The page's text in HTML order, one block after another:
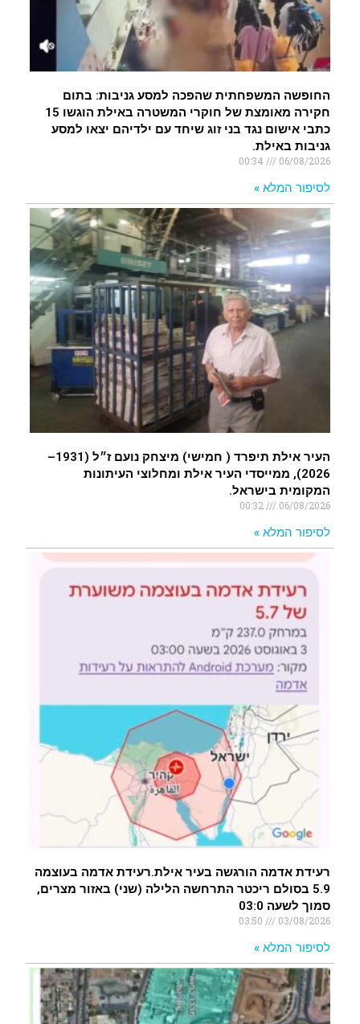
החופשה המשפחתית שהפכה למסע גניבות: בתום
חקירה מאומצת של חוקרי המשטרה באילת הוגשו 15
כתבי אישום נגד בני זוג שיחד עם ילדיהם יצאו למסע
גניבות באילת.
06/08/2026
לסיפור המלא »
העיר אילת תיפרד ( חמישי) מיצחק נועם ז״ל (1931–
2026), ממייסדי העיר אילת ומחלוצי העיתונות
המקומית בישראל.
06/08/2026
00:32
לסיפור המלא »
רעידת אדמה הורגשה בעיר אילת.רעידת אדמה בעוצמה
5.9 בסולם ריכטר התרחשה הלילה (שני) באזור מצרים,
סמוך לשעה 03:0
03/08/2026
לסיפור המלא »